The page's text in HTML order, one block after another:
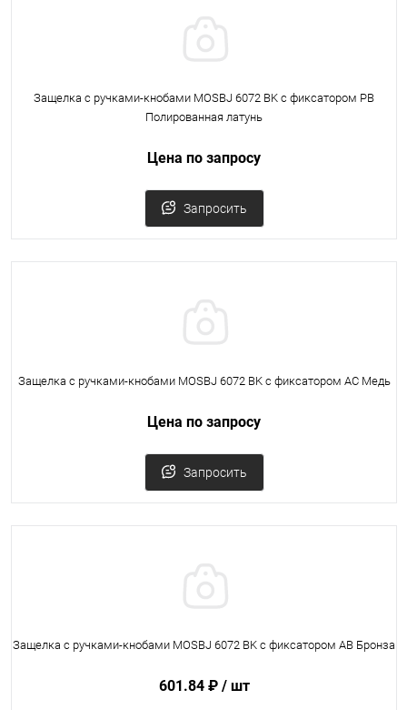
Защелка с ручками-кнобами MOSBJ 6072 BK с фиксатором PB
Полированная латунь
Цена по запросу
Запросить
Защелка с ручками-кнобами MOSBJ 6072 BK с фиксатором AC Медь
Цена по запросу
Запросить
Защелка с ручками-кнобами MOSBJ 6072 BK с фиксатором AB Бронза
601.84 ₽ / шт